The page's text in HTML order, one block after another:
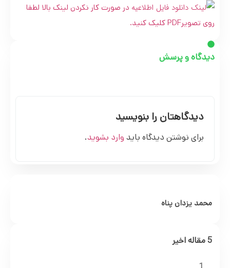
در صورت کار نکردن لینک بالا لطفا
روی تصویرPDF کلیک کنید.
دیدگاه و پرسش
دیدگاهتان را بنویسید
برای نوشتن دیدگاه باید وارد بشوید.
محمد یزدان پناه
5 مقاله اخیر